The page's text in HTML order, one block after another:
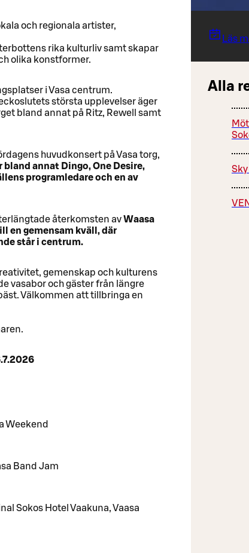
och regionala artister,
rika kulturliv samt skapar
olika konstformer.
i Vasa centrum.
största upplevelser äger
bland annat på Ritz, Rewell samt
huvudkonsert på Vasa torg,
bland annat Dingo, One Desire,
programledare och en av
återkomsten avWaasa
en gemensam kväll, där
står i centrum.
gemenskap och kulturens
vasabor och gäster från längre
Välkommen att tillbringa en
Weekend
Band Jam
Sokos Hotel Vaakuna, Vaasa
Läs
Alla